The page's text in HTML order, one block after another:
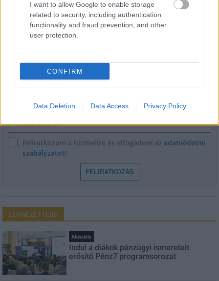
I want to allow Google to enable storage
related to security, including authentication
functionality and fraud prevention, and other
user protection.
CONFIRM
Data Deletion Data Access Privacy Policy
Név
E-mail cím
Feliratkozom a hírlevélre és elfogadom az adatvédelmi
szabályzatot!
FELIRATKOZÁS
LEGNÉZETTEBB
Aktuális
Indul a diákok pénzügyi ismereteit
erősítő Pénz7 programsorozat